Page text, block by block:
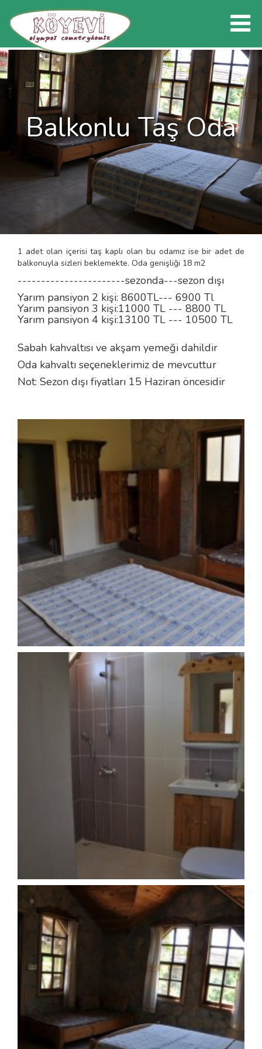
Balkonlu Taş Oda
1 adet olan içerisi taş kaplı olan bu odamız ise bir adet de
balkonuyla sizleri beklemekte. Oda genişliği 18 m2
-----------------------sezonda---sezon dışı
Yarım pansiyon 2 kişi: 8600TL--- 6900 Tl
Yarım pansiyon 3 kişi:11000 TL --- 8800 TL
Yarım pansiyon 4 kişi:13100 TL --- 10500 TL
Sabah kahvaltısı ve akşam yemeği dahildir
Oda kahvaltı seçeneklerimiz de mevcuttur
Not: Sezon dışı fiyatları 15 Haziran öncesidir